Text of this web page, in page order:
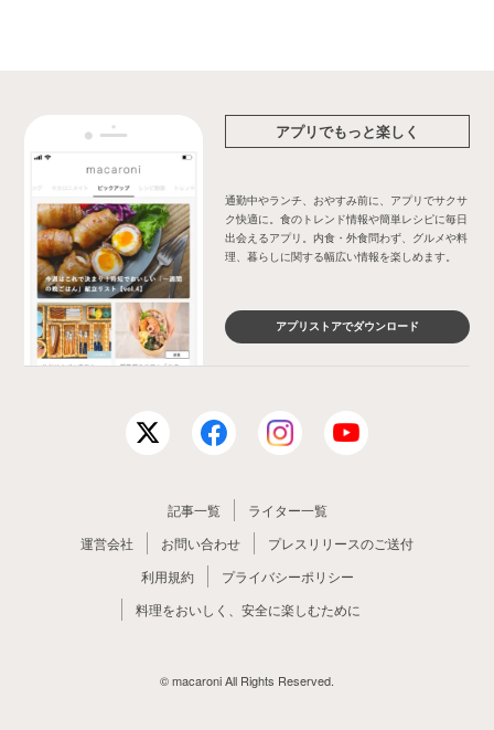
アプリでもっと楽しく
通勤中やランチ、おやすみ前に、アプリでサクサ
ク快適に。食のトレンド情報や簡単レシピに毎日
出会えるアプリ。内食・外食問わず、グルメや料
理、暮らしに関する幅広い情報を楽しめます。
アプリストアでダウンロード
記事一覧
ライター一覧
運営会社
お問い合わせ
プレスリリースのご送付
利用規約
プライバシーポリシー
料理をおいしく、安全に楽しむために
© macaroni All Rights Reserved.